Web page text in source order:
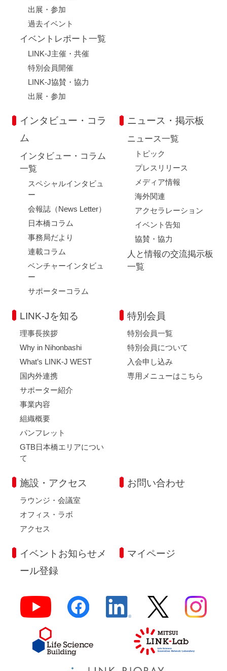
出展・参加
過去イベント
イベントレポート一覧
LINK-J主催・共催
特別会員開催
LINK-J協賛・協力
出展・参加
インタビュー・コラ
ム
インタビュー・コラム
一覧
スペシャルインタビュ
ー
会報誌（News Letter）
日本橋コラム
事務局だより
連載コラム
ベンチャーインタビュ
ー
サポーターコラム
ニュース・掲示板
ニュース一覧
トピック
プレスリリース
メディア情報
海外関連
アクセラレーション
イベント告知
協賛・協力
人と情報の交流掲示板
一覧
LINK-Jを知る
理事長挨拶
Why in Nihonbashi
What’s LINK-J WEST
国内外連携
サポーター紹介
事業内容
組織概要
パンフレット
GTB日本橋エリアについ
て
特別会員
特別会員一覧
特別会員について
入会申し込み
専用メニューはこちら
施設・アクセス
ラウンジ・会議室
オフィス・ラボ
アクセス
お問い合わせ
イベントお知らせメ
ール登録
マイページ